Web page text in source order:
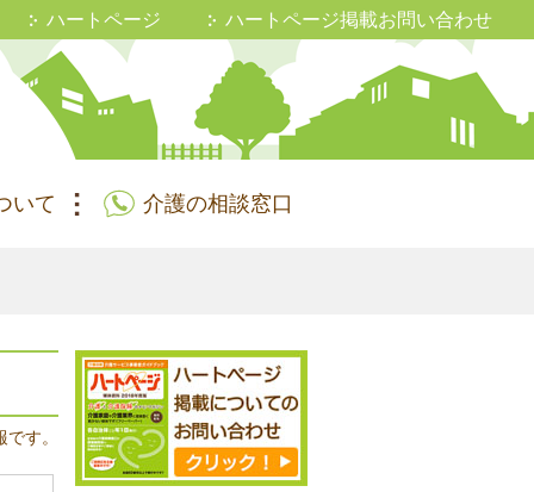
ハートページ ハートページ掲載お問い合わせ
いて 介護の相談窓口
す。